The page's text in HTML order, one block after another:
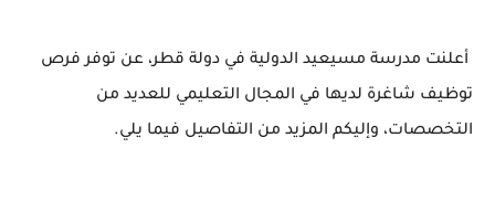
أعلنت مدرسة مسيعيد الدولية في دولة قطر، عن توفر فرص
توظيف شاغرة لديها في المجال التعليمي للعديد من
التخصصات، وإليكم المزيد من التفاصيل فيما يلي.